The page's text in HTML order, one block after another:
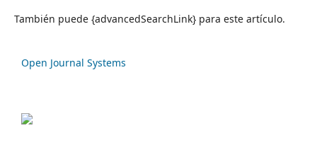
También puede {advancedSearchLink} para este artículo.
Open Journal Systems